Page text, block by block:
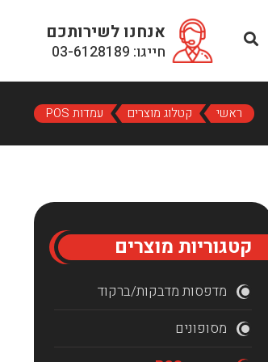
אנחנו לשירותכם
חייגו: 03-6128189
ראשי קטלוג מוצרים עמדות POS
קטגוריות מוצרים
מדפסות מדבקות/ברקוד
מסופונים